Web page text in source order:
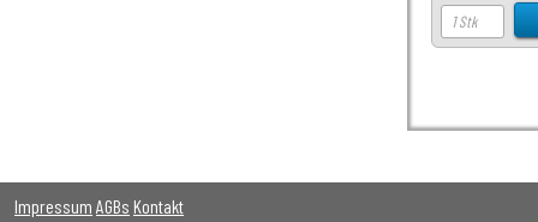
Impressum AGBs Kontakt